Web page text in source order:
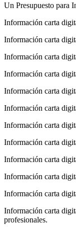
Un Presupuesto para
Información carta
Información carta
Información carta
Información carta
Información carta
Información carta
Información carta
Información carta
Información carta
Información carta
Información carta
Información carta
profesionales.